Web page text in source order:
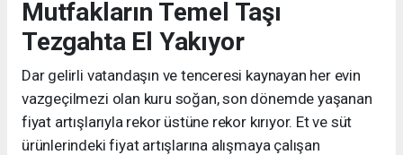
Mutfakların Temel Taşı
Tezgahta El Yakıyor
Dar gelirli vatandaşın ve tenceresi kaynayan her evin
vazgeçilmezi olan kuru soğan, son dönemde yaşanan
fiyat artışlarıyla rekor üstüne rekor kırıyor. Et ve süt
ürünlerindeki fiyat artışlarına alışmaya çalışan